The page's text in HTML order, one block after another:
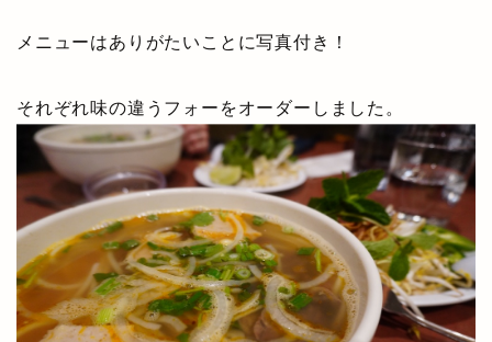
メニューはありがたいことに写真付き！
それぞれ味の違うフォーをオーダーしました。